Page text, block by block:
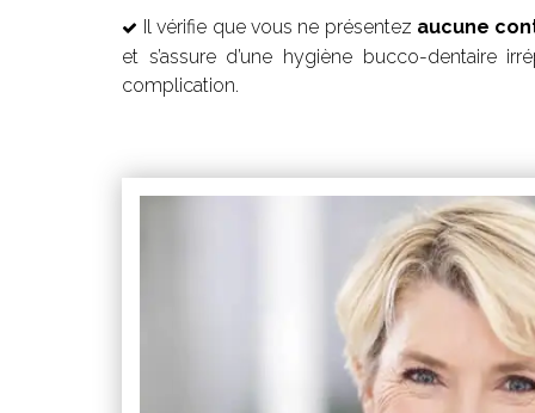
Il vérifie que vous ne présentez aucune
et s’assure d’une hygiène bucco-dentaire
complication.